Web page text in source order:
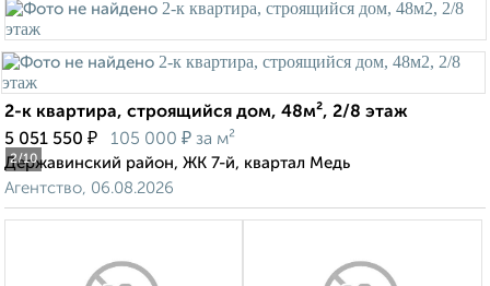
2/10
2-к квартира, строящийся дом, 48м², 2/8 этаж
5 051 550 ₽ 105 000 ₽ за м²
Державинский район, ЖК 7-й, квартал Медь
Агентство, 06.08.2026